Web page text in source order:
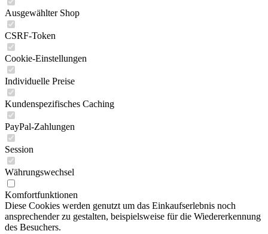
Ausgewählter Shop
CSRF-Token
Cookie-Einstellungen
Individuelle Preise
Kundenspezifisches Caching
PayPal-Zahlungen
Session
Währungswechsel
Komfortfunktionen
Diese Cookies werden genutzt um das Einkaufserlebnis noch
ansprechender zu gestalten, beispielsweise für die Wiedererkennung
des Besuchers.